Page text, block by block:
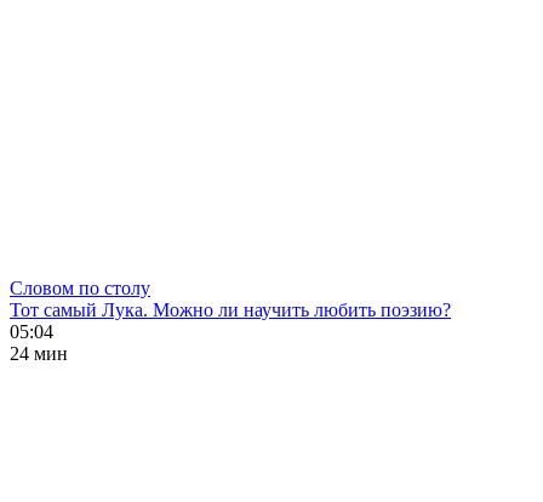
Словом по столу
Тот самый Лука. Можно ли научить любить поэзию?
05:04
24 мин